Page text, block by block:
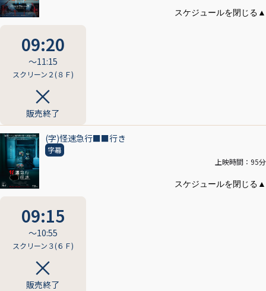
09:20
〜11:15
スクリーン２(８Ｆ)
販売終了
(字)怪速急行■■行き
字幕
上映時間：95分
09:15
〜10:55
スクリーン３(６Ｆ)
販売終了